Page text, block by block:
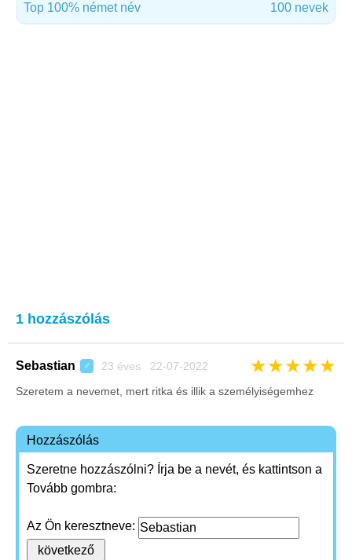
Top 100% német név 100 nevek
1 hozzászólás
Sebastian ♂ 23 éves 22-07-2022 ★★★★★
Szeretem a nevemet, mert ritka és illik a személyiségemhez
Hozzászólás
Szeretne hozzászólni? Írja be a nevét, és kattintson a
Tovább gombra:
Az Ön keresztneve: